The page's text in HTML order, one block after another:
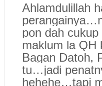
Ahlamdulillah
pon dah
maklum la QH
Bagan Datoh,
tu…jadi
hehehe…tapi